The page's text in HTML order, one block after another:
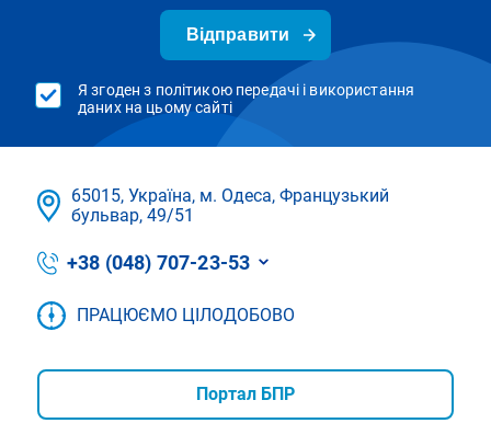
Відправити
Я згоден з політикою передачі і використання
даних на цьому сайті
65015, Україна, м. Одеса, Французький
бульвар, 49/51
+38 (048) 707-23-53
ПРАЦЮЄМО ЦІЛОДОБОВО
Портал БПР